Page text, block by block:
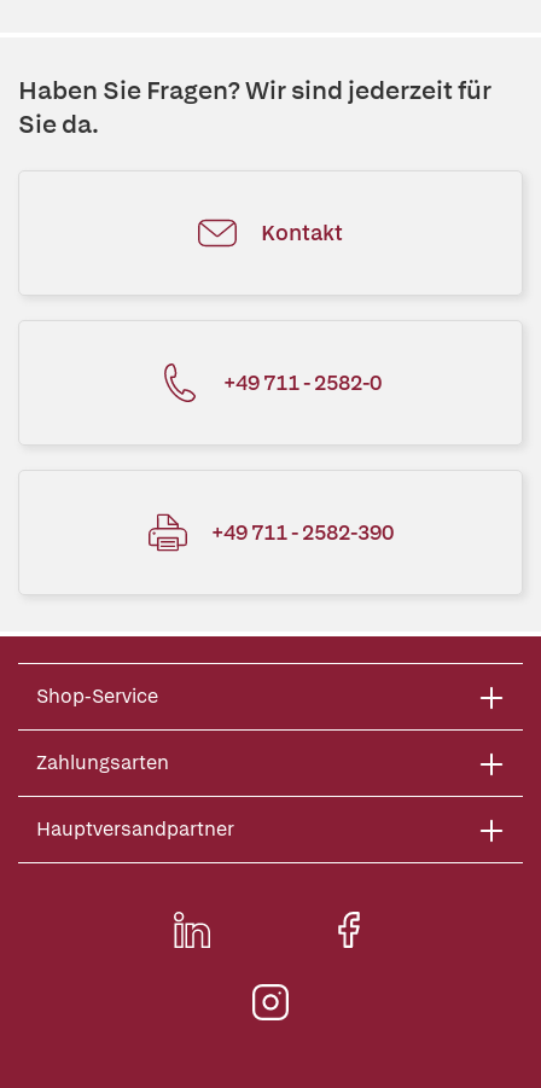
Haben Sie Fragen? Wir sind jederzeit für
Sie da.
Kontakt
+49 711 - 2582-0
+49 711 - 2582-390
Shop-Service
Zahlungsarten
Hauptversandpartner